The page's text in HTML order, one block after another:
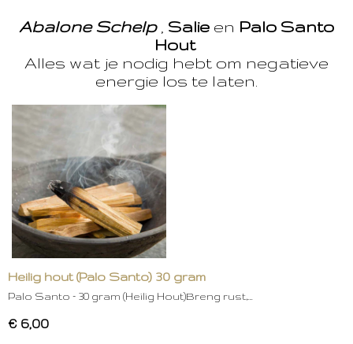
Abalone Schelp, Salie en Palo Santo
Hout
Alles wat je nodig hebt om negatieve
energie los te laten.
Heilig hout (Palo Santo) 30 gram
Palo Santo – 30 gram (Heilig Hout)Breng rust,…
€ 6,00